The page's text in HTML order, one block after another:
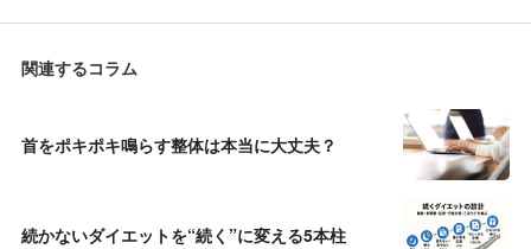
関連するコラム
首をポキポキ鳴らす整体は本当に大丈夫？
続かないダイエットを“続く”に変える5本柱